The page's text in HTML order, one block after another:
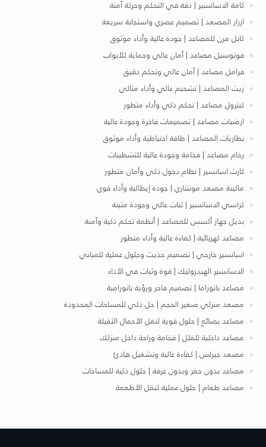
كامة الاسانسير | دقة في التحكم وحركة آمنة
ازرار المصعد | تصميم عصري واستجابة سريعة
كابل مرن للمصاعد | جودة عالية وأداء موثوق
فوتوسيل مصاعد | أمان عالي وحماية للأبواب
فرامل مصاعد | أمان عالي وتحكم دقيق
زيت المصاعد | تشحيم عالي وأداء مثالي
كنترول مصاعد | تحكم ذكي وأداء متطور
ارضيات مصاعد | تصميمات فاخرة وجودة عالية
بطاريات المصاعد | طاقة احتياطية وأداء موثوق
رخام مصاعد | فخامة وجودة عالية للتشطيبات
كارت اسانسير | نظام دخول ذكي وأمان متطور
ماكينة مصعد مونتناري | جودة إيطالية وأداء قوي
كراسي الاسانسير | ثبات عالي وجودة متينة
بديل جهاز أكسس للمصاعد | أنظمة تحكم ذكية وآمنة
مصاعد كهربائية | كفاءة عالية وأداء متطور
اسانسير خارجي | تصميم حديث وحلول عملية للمباني
الاسانسير الهيدروليك | قوة وثبات في الأداء
مصاعد بانوراما | تصميم فاخر ورؤية بانورامية
مصعد منزلي صغير الحجم | حل ذكي للمساحات المحدودة
مصاعد بضائع | حلول قوية لنقل الأحمال الثقيلة
مصاعد داخلية للفلل | فخامة وراحة داخل منزلك
مصعد جيرلس | كفاءة عالية وتشغيل هادئ
مصاعد بدون حفر وبدون غرفة | حلول ذكية للمساحات
مصاعد طعام | حلول عملية لنقل الأطعمة